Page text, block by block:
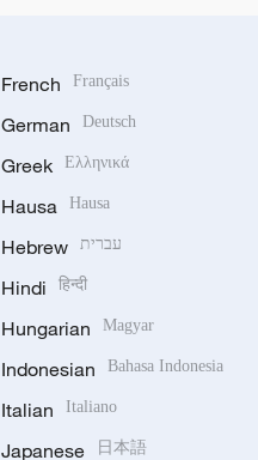
French Français
German Deutsch
Greek Ελληνικά
Hausa Hausa
Hebrew עברית
Hindi हिन्दी
Hungarian Magyar
Indonesian Bahasa Indonesia
Italian Italiano
Japanese 日本語